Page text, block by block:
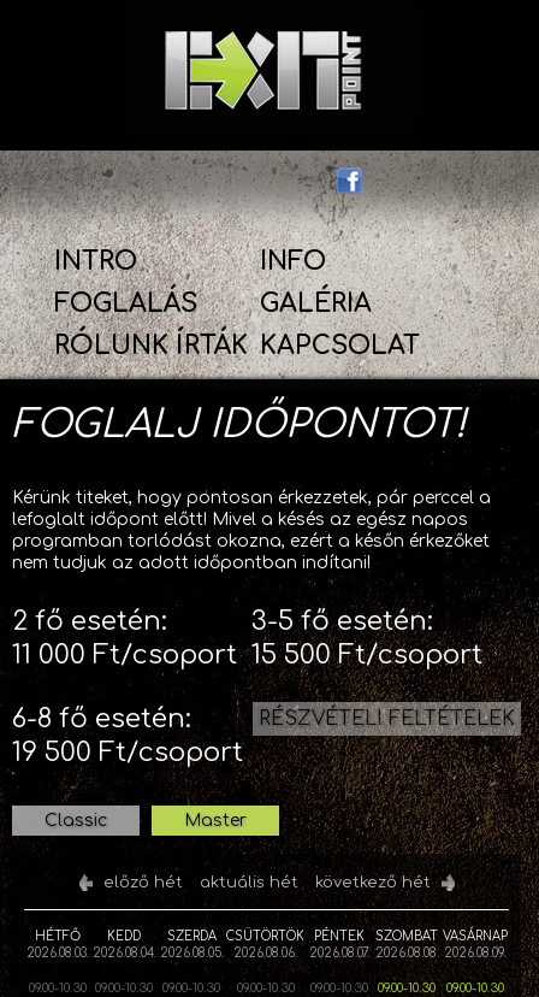
INTRO
INFO
FOGLALÁS
GALÉRIA
RÓLUNK ÍRTÁK KAPCSOLAT
FOGLALJ IDŐPONTOT!
Kérünk titeket, hogy pontosan érkezzetek, pár perccel a
lefoglalt időpont előtt! Mivel a késés az egész napos
programban torlódást okozna, ezért a későn érkezőket
nem tudjuk az adott időpontban indítani!
2 fő esetén:
11 000 Ft/csoport
3-5 fő esetén:
15 500 Ft/csoport
6-8 fő esetén:
19 500 Ft/csoport
RÉSZVÉTELI FELTÉTELEK
Classic Master
előző hét aktuális hét következő hét
HÉTFŐ
2026.08.03.
KEDD
2026.08.04.
SZERDA
2026.08.05.
CSÜTÖRTÖK
2026.08.06.
PÉNTEK
2026.08.07.
SZOMBAT
2026.08.08.
VASÁRNAP
2026.08.09.
09.00-10.30 09.00-10.30 09.00-10.30 09.00-10.30 09.00-10.30 09.00-10.30 09.00-10.30